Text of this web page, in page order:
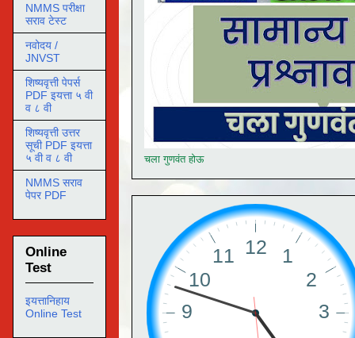
चला गुणवंत होऊ
NMMS परीक्षा
सराव टेस्ट
नवोदय /
JNVST
शिष्यवृत्ती पेपर्स
PDF इयत्ता ५ वी
व ८ वी
शिष्यवृत्ती उत्तर
सूची PDF इयत्ता
५ वी व ८ वी
NMMS सराव
पेपर PDF
Online
Test
इयत्तानिहाय
Online Test